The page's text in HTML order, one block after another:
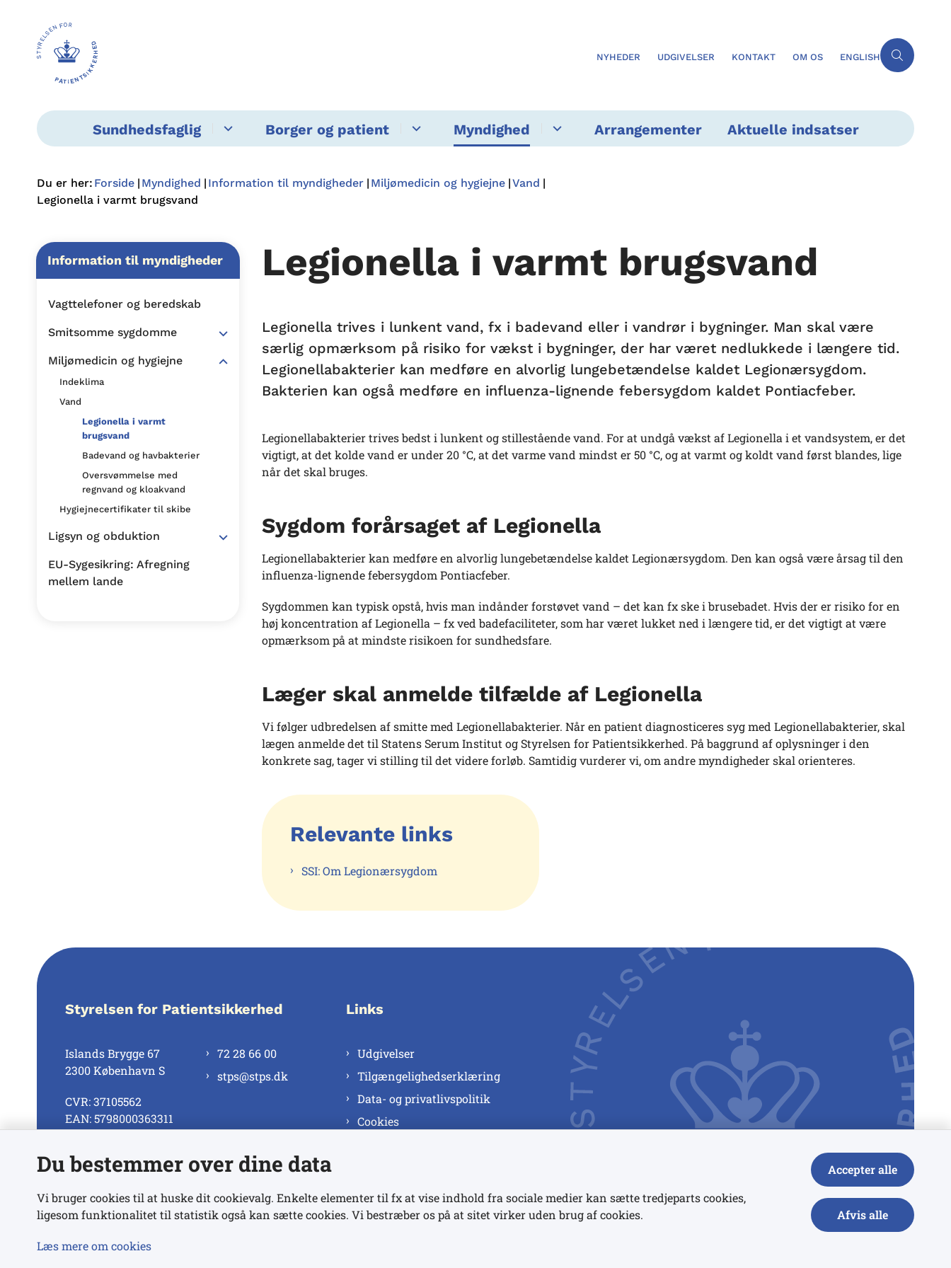
NYHEDER UDGIVELSER KONTAKT OM OS ENGLISH
Sundhedsfaglig Borger og patient Myndighed Arrangementer Aktuelle indsatser
Du er her: Forside Myndighed Information til myndigheder Miljømedicin og hygiejne Vand
Legionella i varmt brugsvand
Information til myndigheder
Vagttelefoner og beredskab
Smitsomme sygdomme
Miljømedicin og hygiejne
Indeklima
Vand
Legionella i varmt
brugsvand
Badevand og havbakterier
Oversvømmelse med
regnvand og kloakvand
Hygiejnecertifikater til skibe
Ligsyn og obduktion
EU-Sygesikring: Afregning
mellem lande
Legionella i varmt brugsvand
Legionella trives i lunkent vand, fx i badevand eller i vandrør i bygninger. Man skal være
særlig opmærksom på risiko for vækst i bygninger, der har været nedlukkede i længere tid.
Legionellabakterier kan medføre en alvorlig lungebetændelse kaldet Legionærsygdom.
Bakterien kan også medføre en influenza-lignende febersygdom kaldet Pontiacfeber.
Legionellabakterier trives bedst i lunkent og stillestående vand. For at undgå vækst af Legionella i et vandsystem, er det
vigtigt, at det kolde vand er under 20 °C, at det varme vand mindst er 50 °C, og at varmt og koldt vand først blandes, lige
når det skal bruges.
Sygdom forårsaget af Legionella
Legionellabakterier kan medføre en alvorlig lungebetændelse kaldet Legionærsygdom. Den kan også være årsag til den
influenza-lignende febersygdom Pontiacfeber.
Sygdommen kan typisk opstå, hvis man indånder forstøvet vand – det kan fx ske i brusebadet. Hvis der er risiko for en
høj koncentration af Legionella – fx ved badefaciliteter, som har været lukket ned i længere tid, er det vigtigt at være
opmærksom på at mindste risikoen for sundhedsfare.
Læger skal anmelde tilfælde af Legionella
Vi følger udbredelsen af smitte med Legionellabakterier. Når en patient diagnosticeres syg med Legionellabakterier, skal
lægen anmelde det til Statens Serum Institut og Styrelsen for Patientsikkerhed. På baggrund af oplysninger i den
konkrete sag, tager vi stilling til det videre forløb. Samtidig vurderer vi, om andre myndigheder skal orienteres.
Relevante links
SSI: Om Legionærsygdom
Styrelsen for Patientsikkerhed
Islands Brygge 67
2300 København S
CVR: 37105562
EAN: 5798000363311
72 28 66 00
stps@stps.dk
Se alle kontaktnumre
Links
Udgivelser
Tilgængelighedserklæring
Data- og privatlivspolitik
Cookies
Du bestemmer over dine data
Vi bruger cookies til at huske dit cookievalg. Enkelte elementer til fx at vise indhold fra sociale medier kan sætte tredjeparts cookies,
ligesom funktionalitet til statistik også kan sætte cookies. Vi bestræber os på at sitet virker uden brug af cookies.
Læs mere om cookies
Accepter alle
Afvis alle